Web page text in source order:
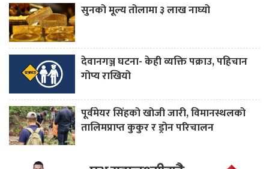
सुनको मूल्य तोलामा ३ लाख नाघ्यो
देवानगञ्ज घटना- केही व्यक्ति पक्राउ, पहिचान
गोप्य राखियो
पूर्वमेयर सिंहको खोजी जारी, विमानस्थलको
तालिमप्राप्त कुकुर र ड्रोन परिचालन